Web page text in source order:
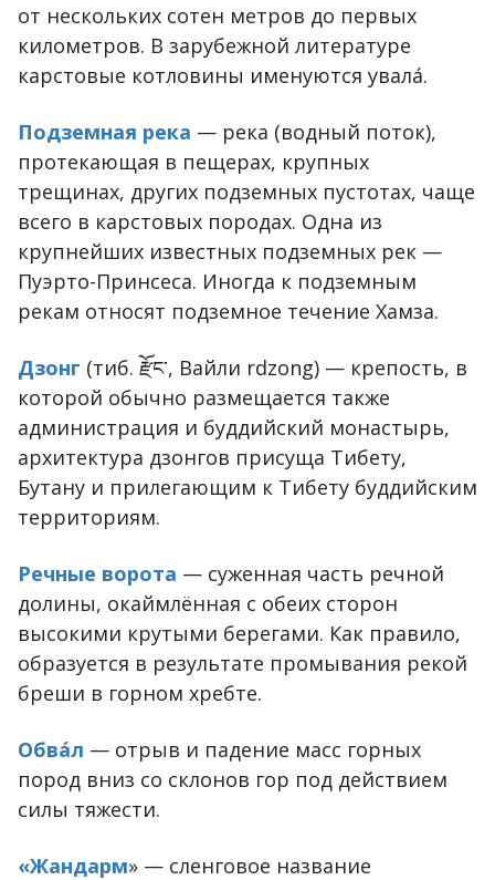
от нескольких сотен метров до первых
километров. В зарубежной литературе
карстовые котловины именуются увала́.
Подземная река — река (водный поток),
протекающая в пещерах, крупных
трещинах, других подземных пустотах, чаще
всего в карстовых породах. Одна из
крупнейших известных подземных рек —
Пуэрто-Принсеса. Иногда к подземным
рекам относят подземное течение Хамза.
Дзонг (тиб. རྫོང་, Вайли rdzong) — крепость, в
которой обычно размещается также
администрация и буддийский монастырь,
архитектура дзонгов присуща Тибету,
Бутану и прилегающим к Тибету буддийским
территориям.
Речные ворота — суженная часть речной
долины, окаймлённая с обеих сторон
высокими крутыми берегами. Как правило,
образуется в результате промывания рекой
бреши в горном хребте.
Обва́л — отрыв и падение масс горных
пород вниз со склонов гор под действием
силы тяжести.
«Жандарм» — сленговое название